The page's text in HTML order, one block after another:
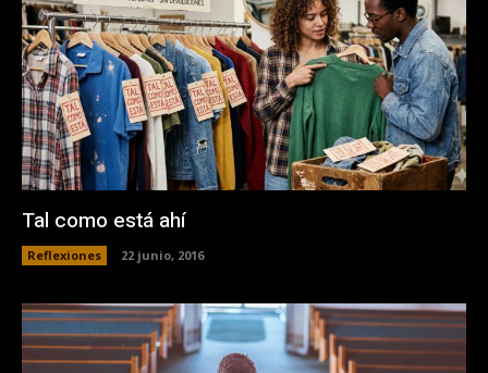
Tal como está ahí
Reflexiones 22 junio, 2016